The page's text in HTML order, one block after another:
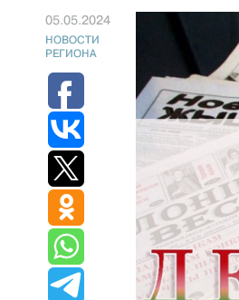
05.05.2024
НОВОСТИ
РЕГИОНА